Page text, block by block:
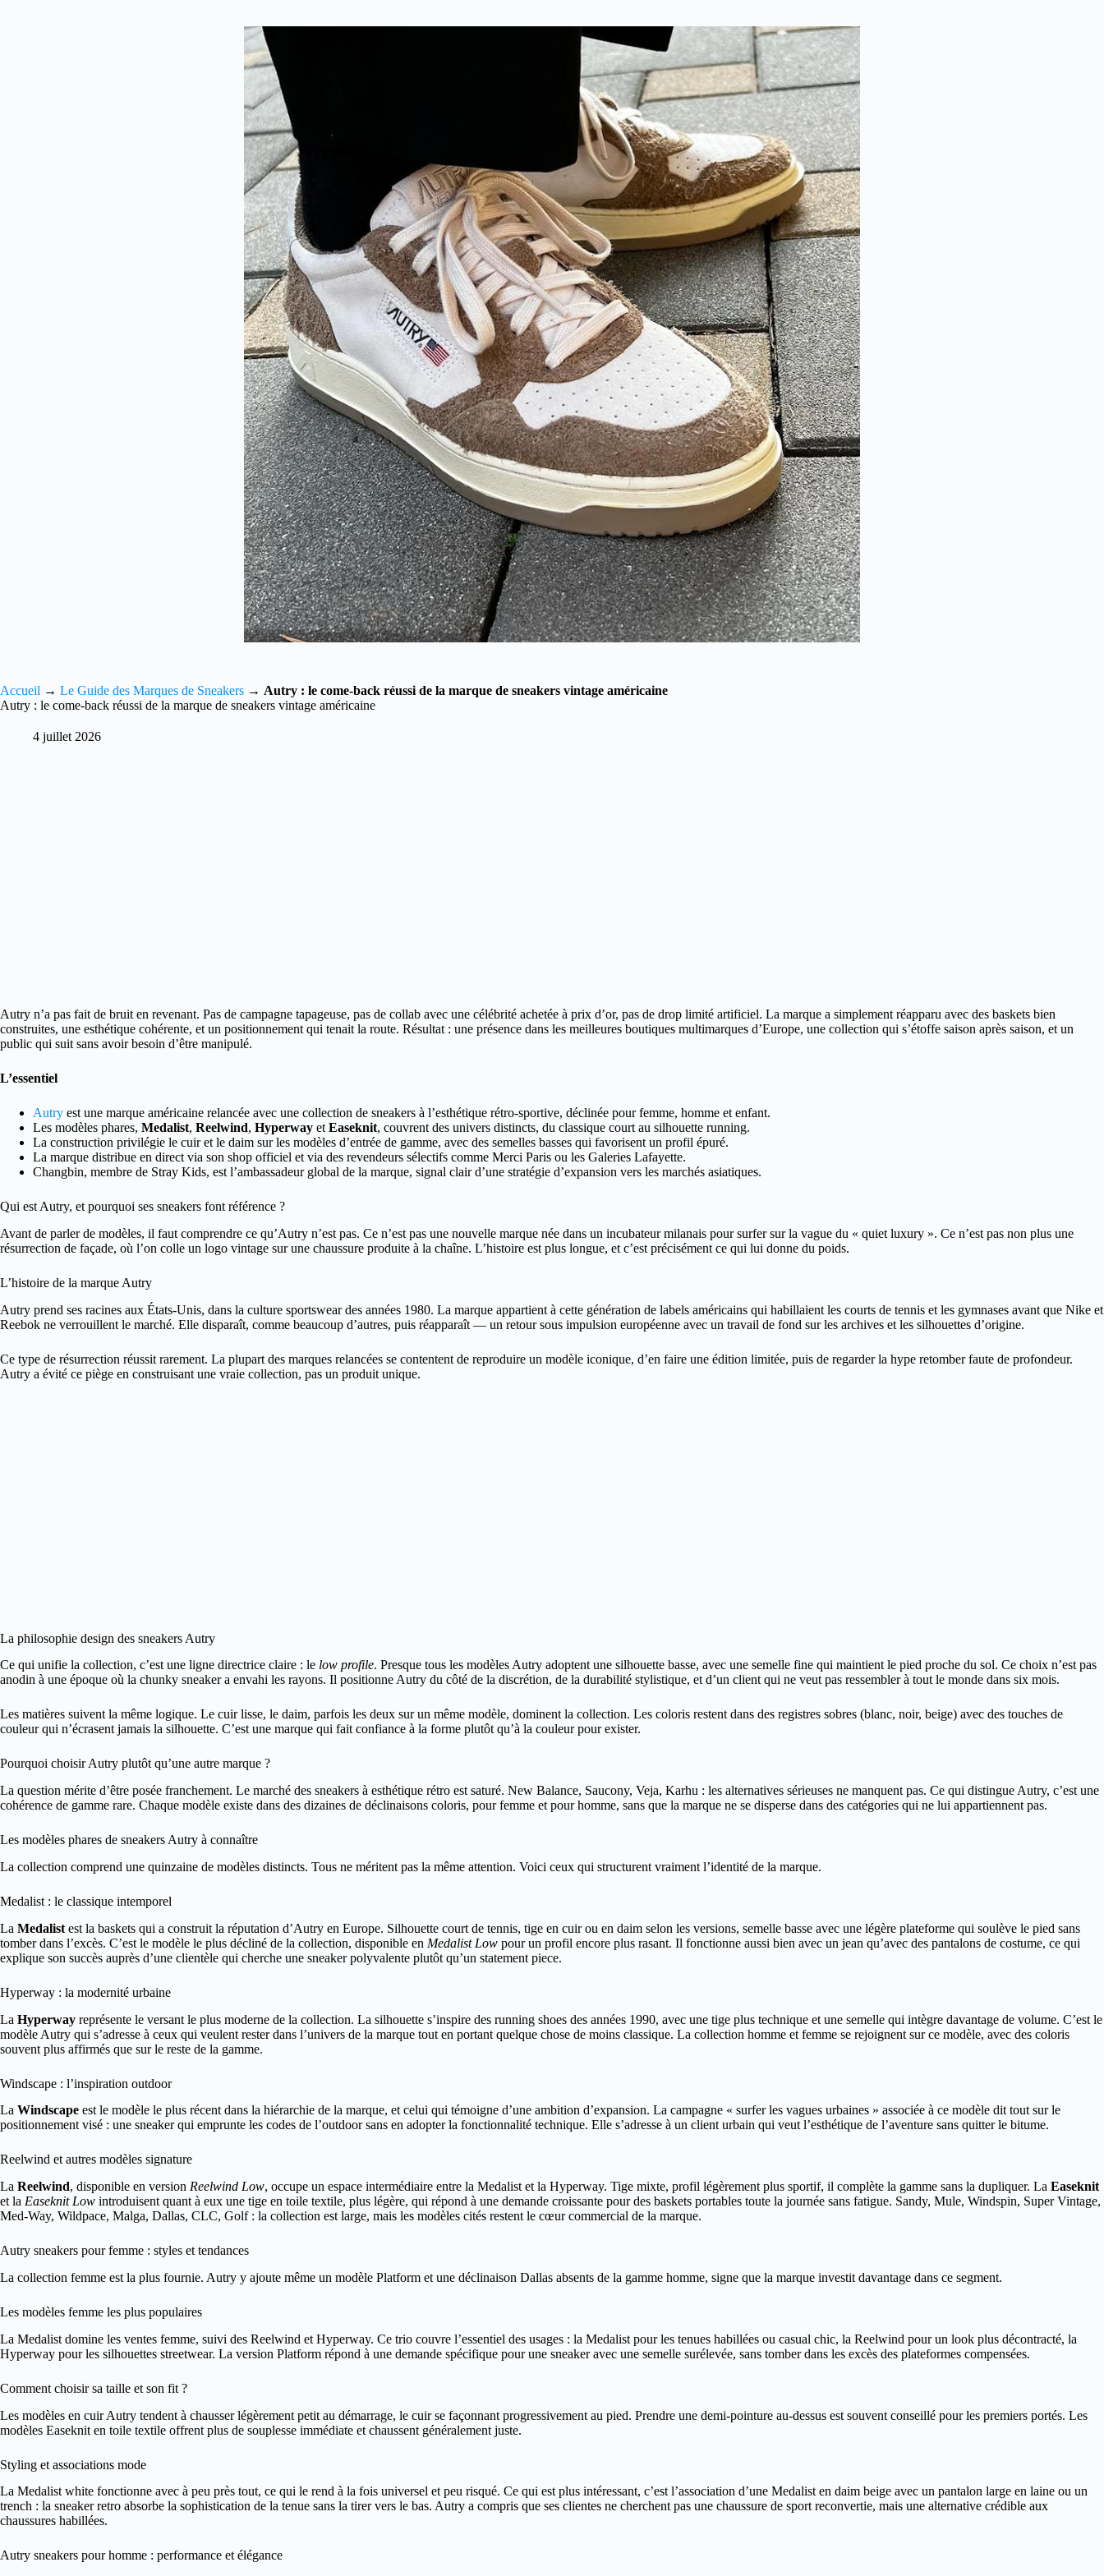
Accueil → Le Guide des Marques de Sneakers → Autry : le come-back réussi de la marque de sneakers vintage américaine
Autry : le come-back réussi de la marque de sneakers vintage américaine
4 juillet 2026
Autry n’a pas fait de bruit en revenant. Pas de campagne tapageuse, pas de collab avec une célébrité achetée à prix d’or, pas de drop limité artificiel. La marque a simplement réapparu avec des baskets bien
construites, une esthétique cohérente, et un positionnement qui tenait la route. Résultat : une présence dans les meilleures boutiques multimarques d’Europe, une collection qui s’étoffe saison après saison, et un
public qui suit sans avoir besoin d’être manipulé.
L’essentiel
Autry est une marque américaine relancée avec une collection de sneakers à l’esthétique rétro-sportive, déclinée pour femme, homme et enfant.
Les modèles phares, Medalist, Reelwind, Hyperway et Easeknit, couvrent des univers distincts, du classique court au silhouette running.
La construction privilégie le cuir et le daim sur les modèles d’entrée de gamme, avec des semelles basses qui favorisent un profil épuré.
La marque distribue en direct via son shop officiel et via des revendeurs sélectifs comme Merci Paris ou les Galeries Lafayette.
Changbin, membre de Stray Kids, est l’ambassadeur global de la marque, signal clair d’une stratégie d’expansion vers les marchés asiatiques.
Qui est Autry, et pourquoi ses sneakers font référence ?
Avant de parler de modèles, il faut comprendre ce qu’Autry n’est pas. Ce n’est pas une nouvelle marque née dans un incubateur milanais pour surfer sur la vague du « quiet luxury ». Ce n’est pas non plus une
résurrection de façade, où l’on colle un logo vintage sur une chaussure produite à la chaîne. L’histoire est plus longue, et c’est précisément ce qui lui donne du poids.
L’histoire de la marque Autry
Autry prend ses racines aux États-Unis, dans la culture sportswear des années 1980. La marque appartient à cette génération de labels américains qui habillaient les courts de tennis et les gymnases avant que Nike et
Reebok ne verrouillent le marché. Elle disparaît, comme beaucoup d’autres, puis réapparaît — un retour sous impulsion européenne avec un travail de fond sur les archives et les silhouettes d’origine.
Ce type de résurrection réussit rarement. La plupart des marques relancées se contentent de reproduire un modèle iconique, d’en faire une édition limitée, puis de regarder la hype retomber faute de profondeur.
Autry a évité ce piège en construisant une vraie collection, pas un produit unique.
La philosophie design des sneakers Autry
Ce qui unifie la collection, c’est une ligne directrice claire : le low profile. Presque tous les modèles Autry adoptent une silhouette basse, avec une semelle fine qui maintient le pied proche du sol. Ce choix n’est pas
anodin à une époque où la chunky sneaker a envahi les rayons. Il positionne Autry du côté de la discrétion, de la durabilité stylistique, et d’un client qui ne veut pas ressembler à tout le monde dans six mois.
Les matières suivent la même logique. Le cuir lisse, le daim, parfois les deux sur un même modèle, dominent la collection. Les coloris restent dans des registres sobres (blanc, noir, beige) avec des touches de
couleur qui n’écrasent jamais la silhouette. C’est une marque qui fait confiance à la forme plutôt qu’à la couleur pour exister.
Pourquoi choisir Autry plutôt qu’une autre marque ?
La question mérite d’être posée franchement. Le marché des sneakers à esthétique rétro est saturé. New Balance, Saucony, Veja, Karhu : les alternatives sérieuses ne manquent pas. Ce qui distingue Autry, c’est une
cohérence de gamme rare. Chaque modèle existe dans des dizaines de déclinaisons coloris, pour femme et pour homme, sans que la marque ne se disperse dans des catégories qui ne lui appartiennent pas.
Les modèles phares de sneakers Autry à connaître
La collection comprend une quinzaine de modèles distincts. Tous ne méritent pas la même attention. Voici ceux qui structurent vraiment l’identité de la marque.
Medalist : le classique intemporel
La Medalist est la baskets qui a construit la réputation d’Autry en Europe. Silhouette court de tennis, tige en cuir ou en daim selon les versions, semelle basse avec une légère plateforme qui soulève le pied sans
tomber dans l’excès. C’est le modèle le plus décliné de la collection, disponible en Medalist Low pour un profil encore plus rasant. Il fonctionne aussi bien avec un jean qu’avec des pantalons de costume, ce qui
explique son succès auprès d’une clientèle qui cherche une sneaker polyvalente plutôt qu’un statement piece.
Hyperway : la modernité urbaine
La Hyperway représente le versant le plus moderne de la collection. La silhouette s’inspire des running shoes des années 1990, avec une tige plus technique et une semelle qui intègre davantage de volume. C’est le
modèle Autry qui s’adresse à ceux qui veulent rester dans l’univers de la marque tout en portant quelque chose de moins classique. La collection homme et femme se rejoignent sur ce modèle, avec des coloris
souvent plus affirmés que sur le reste de la gamme.
Windscape : l’inspiration outdoor
La Windscape est le modèle le plus récent dans la hiérarchie de la marque, et celui qui témoigne d’une ambition d’expansion. La campagne « surfer les vagues urbaines » associée à ce modèle dit tout sur le
positionnement visé : une sneaker qui emprunte les codes de l’outdoor sans en adopter la fonctionnalité technique. Elle s’adresse à un client urbain qui veut l’esthétique de l’aventure sans quitter le bitume.
Reelwind et autres modèles signature
La Reelwind, disponible en version Reelwind Low, occupe un espace intermédiaire entre la Medalist et la Hyperway. Tige mixte, profil légèrement plus sportif, il complète la gamme sans la dupliquer. La Easeknit
et la Easeknit Low introduisent quant à eux une tige en toile textile, plus légère, qui répond à une demande croissante pour des baskets portables toute la journée sans fatigue. Sandy, Mule, Windspin, Super Vintage,
Med-Way, Wildpace, Malga, Dallas, CLC, Golf : la collection est large, mais les modèles cités restent le cœur commercial de la marque.
Autry sneakers pour femme : styles et tendances
La collection femme est la plus fournie. Autry y ajoute même un modèle Platform et une déclinaison Dallas absents de la gamme homme, signe que la marque investit davantage dans ce segment.
Les modèles femme les plus populaires
La Medalist domine les ventes femme, suivi des Reelwind et Hyperway. Ce trio couvre l’essentiel des usages : la Medalist pour les tenues habillées ou casual chic, la Reelwind pour un look plus décontracté, la
Hyperway pour les silhouettes streetwear. La version Platform répond à une demande spécifique pour une sneaker avec une semelle surélevée, sans tomber dans les excès des plateformes compensées.
Comment choisir sa taille et son fit ?
Les modèles en cuir Autry tendent à chausser légèrement petit au démarrage, le cuir se façonnant progressivement au pied. Prendre une demi-pointure au-dessus est souvent conseillé pour les premiers portés. Les
modèles Easeknit en toile textile offrent plus de souplesse immédiate et chaussent généralement juste.
Styling et associations mode
La Medalist white fonctionne avec à peu près tout, ce qui le rend à la fois universel et peu risqué. Ce qui est plus intéressant, c’est l’association d’une Medalist en daim beige avec un pantalon large en laine ou un
trench : la sneaker retro absorbe la sophistication de la tenue sans la tirer vers le bas. Autry a compris que ses clientes ne cherchent pas une chaussure de sport reconvertie, mais une alternative crédible aux
chaussures habillées.
Autry sneakers pour homme : performance et élégance